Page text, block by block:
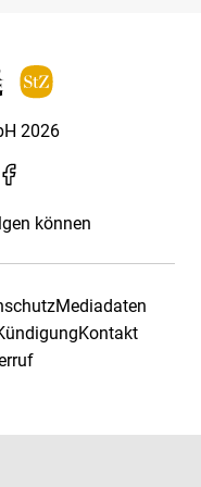
2026
können
Mediadaten
Kontakt